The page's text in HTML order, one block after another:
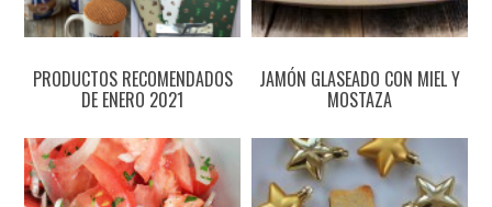
PRODUCTOS RECOMENDADOS
DE ENERO 2021
JAMÓN GLASEADO CON MIEL Y
MOSTAZA